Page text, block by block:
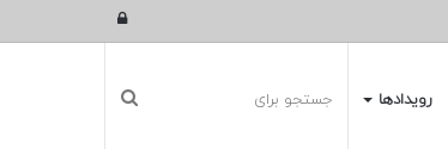
ورود
رویدادها